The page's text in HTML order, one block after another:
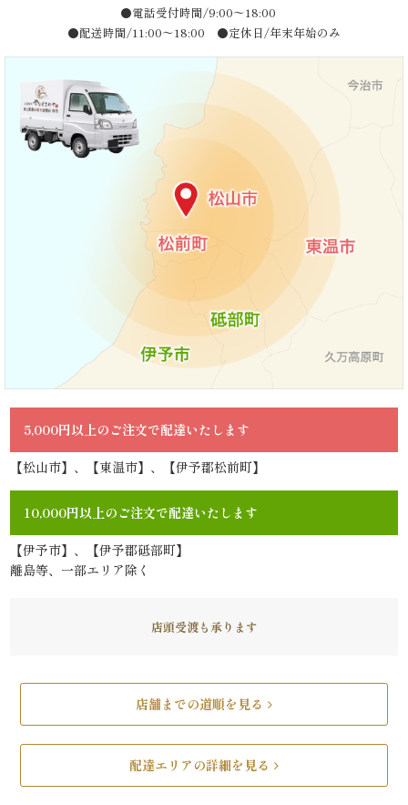
げ》
シ
ら
選
ぶ
家
●電話受付時間/9:00〜18:00
●配送時間/11:00〜18:00 ●定休日/年末年始のみ
5,000円以上のご注文で配達いたします
【松山市】、【東温市】、【伊予郡松前町】
10,000円以上のご注文で配達いたします
【伊予市】、【伊予郡砥部町】
離島等、一部エリア除く
店頭受渡も承ります
店舗までの道順を見る
配達エリアの詳細を見る